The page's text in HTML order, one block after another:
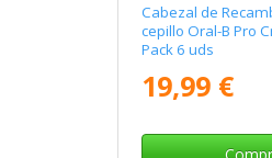
Cabezal de
cepillo Oral-B Pro
Pack 6 uds
19,99 €